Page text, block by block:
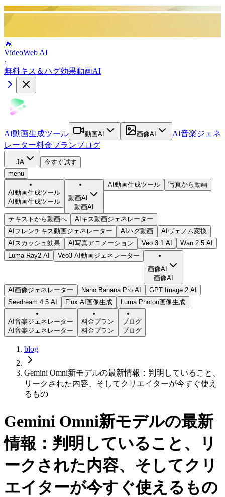
🔥
VideoWeb AI
·
無料キス＆ハグ効果動画AI
AI動画生成ツール 動画AI 画像AI
AI音楽ジェネ
レーター料金プランブログ
JA
今すぐ試す
menu
AI動画生成ツール
AI動画生成ツール
動画AI
動画AI
AI動画生成ツール 写真から動画
テキストから動画へ
AIキス動画ジェネレーター
AIフレンチキス動画ジェネレーター
AIハグ動画
AIヴェノム変換
AIスカッシュ効果
AI写真アニメーション Veo 3.1 AI
Wan 2.5 AI
Luma Ray2 AI
Veo3 AI動画ジェネレーター
画像AI
画像AI
AI画像ジェネレーター
Nano Banana Pro AI
GPT Image 2 AI
Seedream 4.5 AI
Flux AI画像生成 Luma Photon画像生成
AI音楽ジェネレーター
AI音楽ジェネレーター
料金プラン
料金プラン
ブログ
ブログ
blog
Gemini Omni新モデルの最新情報：判明していること、
リークされた内容、そしてクリエイターが今すぐ使え
るもの
Gemini Omni新モデルの最新
情報：判明していること、リ
ークされた内容、そしてクリ
エイターが今すぐ使えるもの